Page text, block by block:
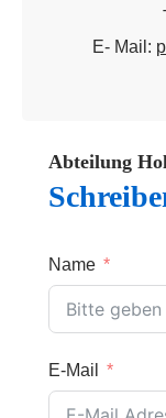
E- Mail:
Abteilung
Name
E-Mail